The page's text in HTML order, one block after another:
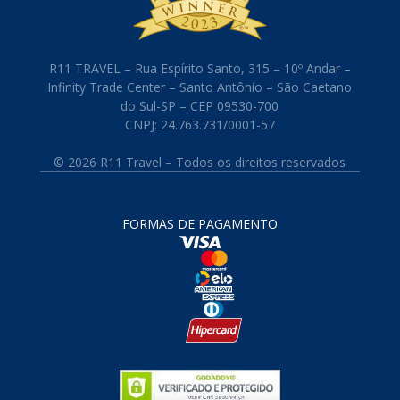
R11 TRAVEL – Rua Espírito Santo, 315 – 10º Andar –
Infinity Trade Center – Santo Antônio – São Caetano
do Sul-SP – CEP 09530-700
CNPJ: 24.763.731/0001-57
© 2026 R11 Travel – Todos os direitos reservados
FORMAS DE PAGAMENTO